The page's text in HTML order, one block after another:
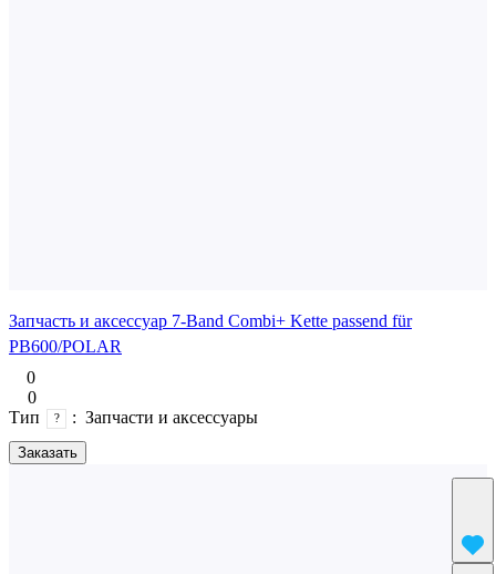
Запчасть и аксессуар 7-Band Combi+ Kette passend für
PB600/POLAR
0
0
Заказать
Тип ? : Запчасти и аксессуары